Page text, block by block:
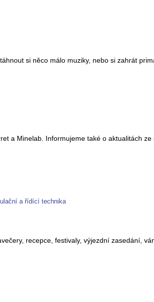
si něco málo muziky, nebo si zahrát
a Minelab. Informujeme také o aktualitách
a řídící technika
recepce, festivaly, výjezdní zasedání,